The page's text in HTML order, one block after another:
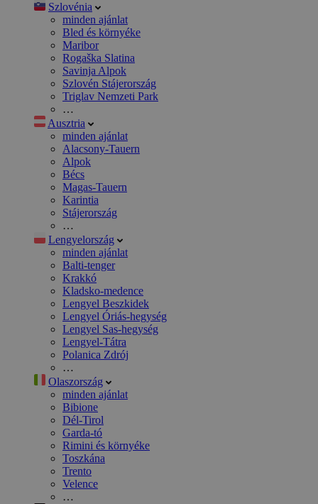
Szlovénia
minden ajánlat
Bled és környéke
Maribor
Rogaška Slatina
Savinja Alpok
Szlovén Stájerország
Triglav Nemzeti Park
…
Ausztria
minden ajánlat
Alacsony-Tauern
Alpok
Bécs
Magas-Tauern
Karintia
Stájerország
…
Lengyelország
minden ajánlat
Balti-tenger
Krakkó
Kladsko-medence
Lengyel Beszkidek
Lengyel Óriás-hegység
Lengyel Sas-hegység
Lengyel-Tátra
Polanica Zdrój
…
Olaszország
minden ajánlat
Bibione
Dél-Tirol
Garda-tó
Rimini és környéke
Toszkána
Trento
Velence
…